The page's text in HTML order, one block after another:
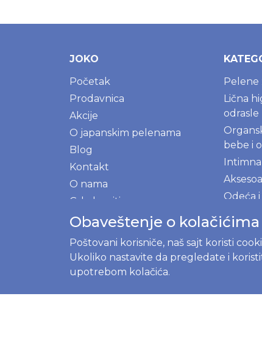
JOKO
Početak
Prodavnica
Akcije
O japanskim pelenama
Blog
Kontakt
O nama
Gde kupiti
Program lojalnosti
Registrujte se
Prijavite se
Pelene
Lična
odrasle
bebe i
Odeća
Posteri
decu
NOVE
Obaveštenje o kolačićima
Poštovani korisniče, naš sajt koristi
Ukoliko nastavite da pregledate i
upotrebom kolačića.